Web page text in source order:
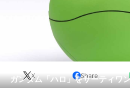
会員記事
ガンダム「ハロ」をサーティワ
X Share